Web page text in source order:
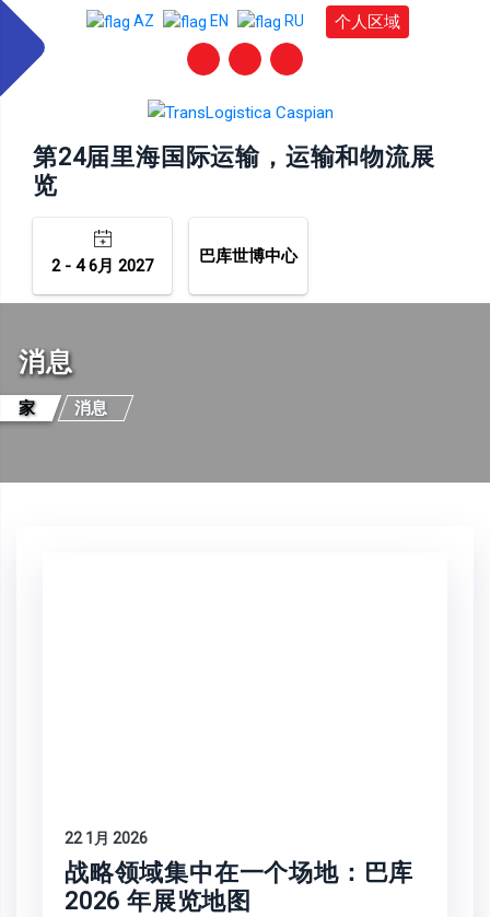
AZ EN RU 个人区域
第24届里海国际运输，运输和物流展
览
2 - 4 6月 2027 巴库世博中心
消息
家 消息
22 1月 2026
战略领域集中在一个场地：巴库
2026 年展览地图